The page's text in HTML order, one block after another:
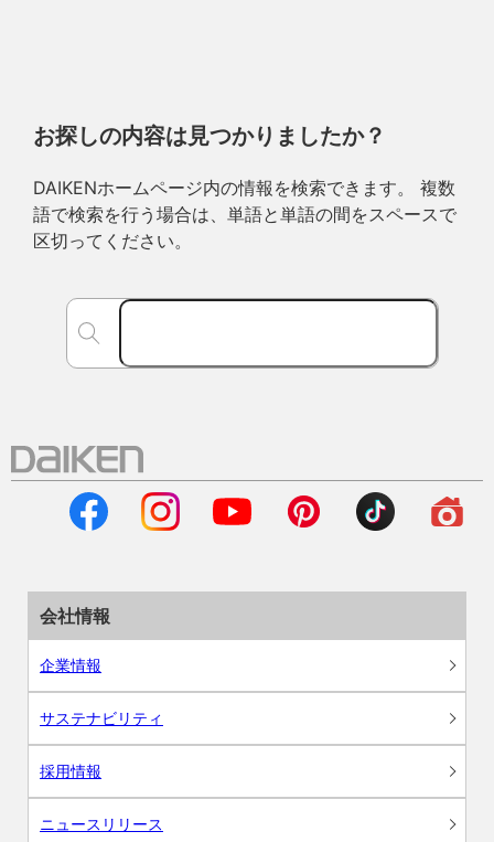
お探しの内容は見つかりましたか？
DAIKENホームページ内の情報を検索できます。 複数
語で検索を行う場合は、単語と単語の間をスペースで
区切ってください。
会社情報
企業情報
サステナビリティ
採用情報
ニュースリリース